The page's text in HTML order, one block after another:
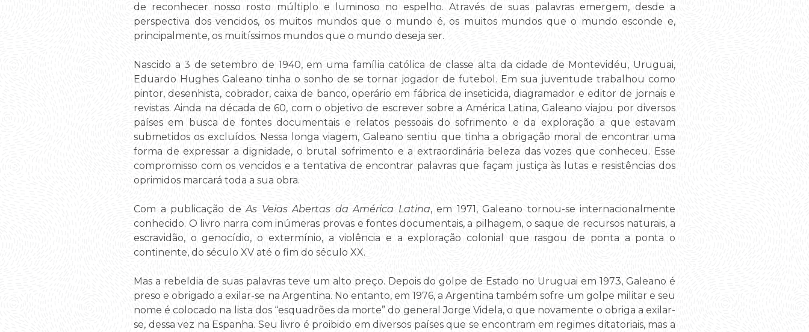
de reconhecer nosso rosto múltiplo e luminoso no espelho. Através de suas palavras emergem, desde a
perspectiva dos vencidos, os muitos mundos que o mundo é, os muitos mundos que o mundo esconde e,
principalmente, os muitíssimos mundos que o mundo deseja ser.
Nascido a 3 de setembro de 1940, em uma família católica de classe alta da cidade de Montevidéu, Uruguai,
Eduardo Hughes Galeano tinha o sonho de se tornar jogador de futebol. Em sua juventude trabalhou como
pintor, desenhista, cobrador, caixa de banco, operário em fábrica de inseticida, diagramador e editor de jornais e
revistas. Ainda na década de 60, com o objetivo de escrever sobre a América Latina, Galeano viajou por diversos
países em busca de fontes documentais e relatos pessoais do sofrimento e da exploração a que estavam
submetidos os excluídos. Nessa longa viagem, Galeano sentiu que tinha a obrigação moral de encontrar uma
forma de expressar a dignidade, o brutal sofrimento e a extraordinária beleza das vozes que conheceu. Esse
compromisso com os vencidos e a tentativa de encontrar palavras que façam justiça às lutas e resistências dos
oprimidos marcará toda a sua obra.
Com a publicação deAs Veias Abertas da América Latina, em 1971, Galeano tornou-se internacionalmente
conhecido. O livro narra com inúmeras provas e fontes documentais, a pilhagem, o saque de recursos naturais, a
escravidão, o genocídio, o extermínio, a violência e a exploração colonial que rasgou de ponta a ponta o
continente, do século XV até o fim do século XX.
Mas a rebeldia de suas palavras teve um alto preço. Depois do golpe de Estado no Uruguai em 1973, Galeano é
preso e obrigado a exilar-se na Argentina. No entanto, em 1976, a Argentina também sofre um golpe militar e seu
nome é colocado na lista dos “esquadrões da morte” do general Jorge Videla, o que novamente o obriga a exilar-
se, dessa vez na Espanha. Seu livro é proibido em diversos países que se encontram em regimes ditatoriais, mas a